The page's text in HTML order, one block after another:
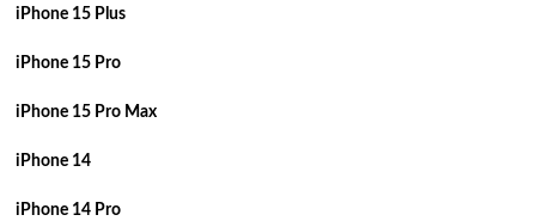
iPhone 15 Plus
iPhone 15 Pro
iPhone 15 Pro Max
iPhone 14
iPhone 14 Pro